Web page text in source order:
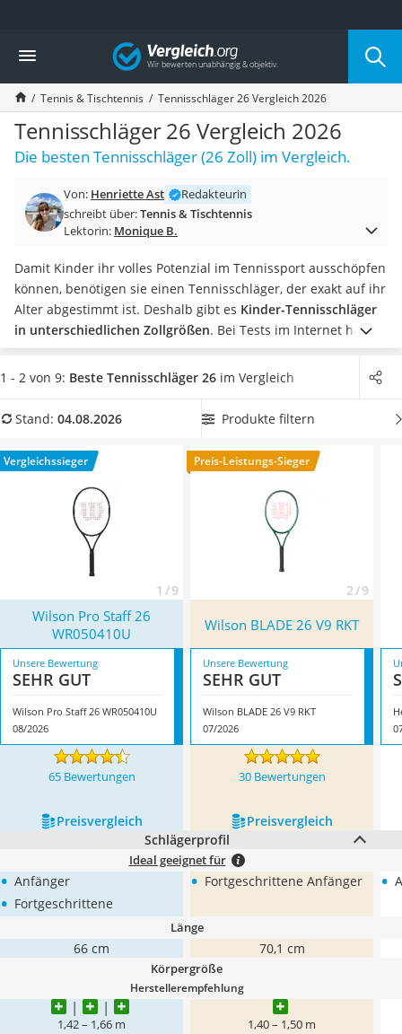
Die beliebtesten Vergleiche nach Kategorie
Freizeit & Sport
Gartentrampolin
Trampolin
Metalldetektor
Eufab-Fahrradträger
Trampolin 366 cm
Aluminium-Koffer
Futterboot
E-Bike-Dreirad
Trekkingschuhe Herren
Reisetasche mit Rollen
Klimmzugstation
Koffer
Nachtsichtgerät
Handgepäck-Koffer
Wanderschuhe Herren
Sicherheitsweste Reiten
Vergleich
Tennis & Tischtennis Tennisschläger 26 Vergleich 2026
Tennisschläger 26 Vergleich 2026
Die besten Tennisschläger (26 Zoll) im Vergleich.
Von: Henriette Ast
Redakteurin
schreibt über:Tennis & Tischtennis
Lektorin: Monique B.
Damit Kinder ihr volles Potenzial im Tennissport ausschöpfen
können, benötigen sie einen Tennisschläger, der exakt auf ihr
Alter abgestimmt ist. Deshalb gibt es Kinder-Tennisschläger
in unterschiedlichen Zollgrößen. Bei Tests im Internet hat
sich herausgestellt, dassdas empfohlene Alter für
Tennisschläger 26 zwischen 8 und 14 Jahrenbeträgt, wobei
Wählen sie jetzt einen Tennisschläger aus unserer
Überzeugt hat uns hier im August 2026 besonders das
ModellWilson Pro Staff 26 WR050410U* mit seinen
Eigenschaften.
1 - 2 von 9: Beste Tennisschläger 26 im Vergleich
Stand: 04.08.2026 Produkte filtern
Vergleichssieger
1 / 9
Preis-Leistungs-Sieger
2 / 9
Wilson Pro Staff 26
WR050410U
Wilson ‎BLADE 26 V9 RKT
Unsere Bewertung
SEHR GUT
Wilson Pro Staff 26 WR050410U
08/2026
Unsere Bewertung
SEHR GUT
Wilson ‎BLADE 26 V9 RKT
07/2026
65 Bewertungen 30 Bewertungen
Preis­vergleich
Preis­vergleich
Schlägerprofil
Ideal geeignet für
• Anfänger
• Fortgeschrittene
• Fortgeschrittene Anfänger •
Länge
66 cm 70,1 cm
Körpergröße
Herstellerempfehlung
1,42 – 1,66 m 1,40 – 1,50 m